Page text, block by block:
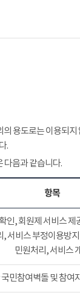
용도로는 이용되
.
다음과 같습니다.
항목
인, 회원제 서비스 제
, 서비스 부정이용방
민원처리, 서비스
민참여벽돌 및 참여